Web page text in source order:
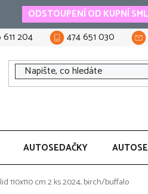
ODSTOUPENÍ OD KUPNÍ
611 204 474 651 030
AUTOSEDAČKY
110x110 cm 2 ks 2024, birch/buffalo